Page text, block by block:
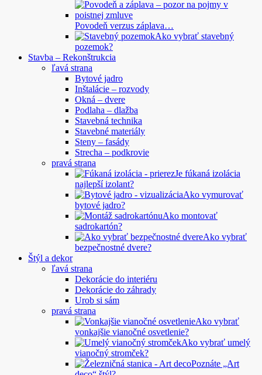
Povodeň verzus záplava…
Ako vybrať stavebný
pozemok?
Stavba – Rekonštrukcia
ľavá strana
Bytové jadro
Inštalácie – rozvody
Okná – dvere
Podlaha – dlažba
Stavebná technika
Stavebné materiály
Steny – fasády
Strecha – podkrovie
pravá strana
Je fúkaná izolácia
najlepší izolant?
Ako vymurovať
bytové jadro?
Ako montovať
sadrokartón?
Ako vybrať
bezpečnostné dvere?
Štýl a dekor
ľavá strana
Dekorácie do interiéru
Dekorácie do záhrady
Urob si sám
pravá strana
Ako vybrať
vonkajšie vianočné osvetlenie?
Ako vybrať umelý
vianočný stromček?
Poznáte „Art